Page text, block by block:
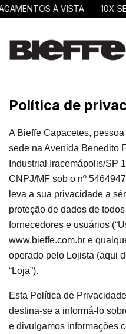
À VISTA 10X
Política de
A Bieffe Capacetes,
sede na Avenida Benedito
Industrial Iracemápolis/SP
CNPJ/MF sob o nº
leva a sua privacidade a
proteção de dados de
fornecedores e usuários
www.bieffe.com.br e
operado pelo Lojista (aqui
“Loja”).
Esta Política de
destina-se a informá-lo
e divulgamos informações